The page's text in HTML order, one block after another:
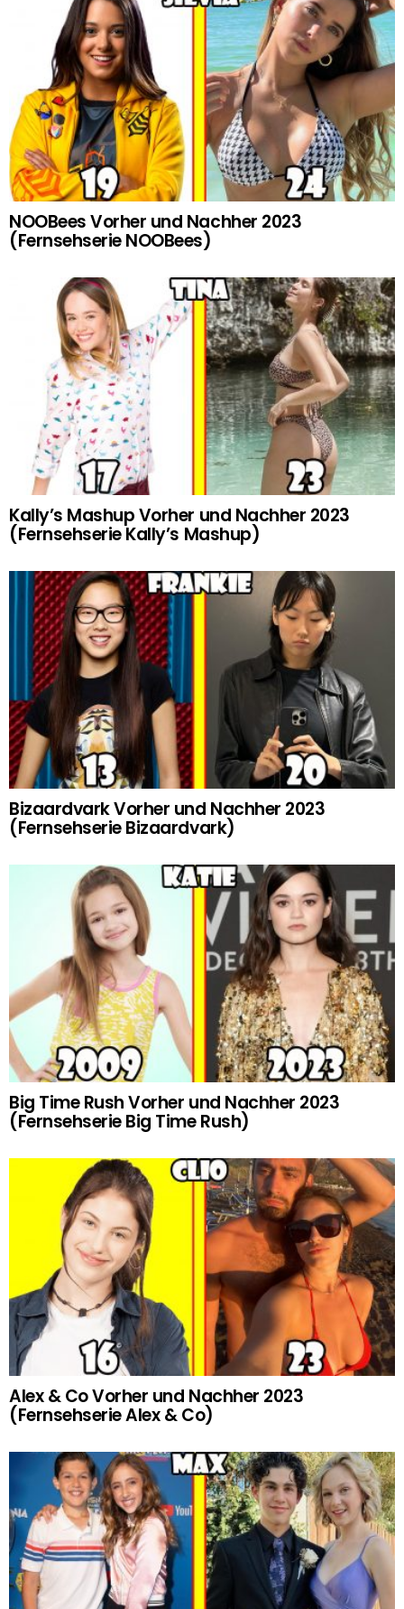
NOOBees Vorher und Nachher 2023
(Fernsehserie NOOBees)
Kally’s Mashup Vorher und Nachher 2023
(Fernsehserie Kally’s Mashup)
Bizaardvark Vorher und Nachher 2023
(Fernsehserie Bizaardvark)
Big Time Rush Vorher und Nachher 2023
(Fernsehserie Big Time Rush)
Alex & Co Vorher und Nachher 2023
(Fernsehserie Alex & Co)